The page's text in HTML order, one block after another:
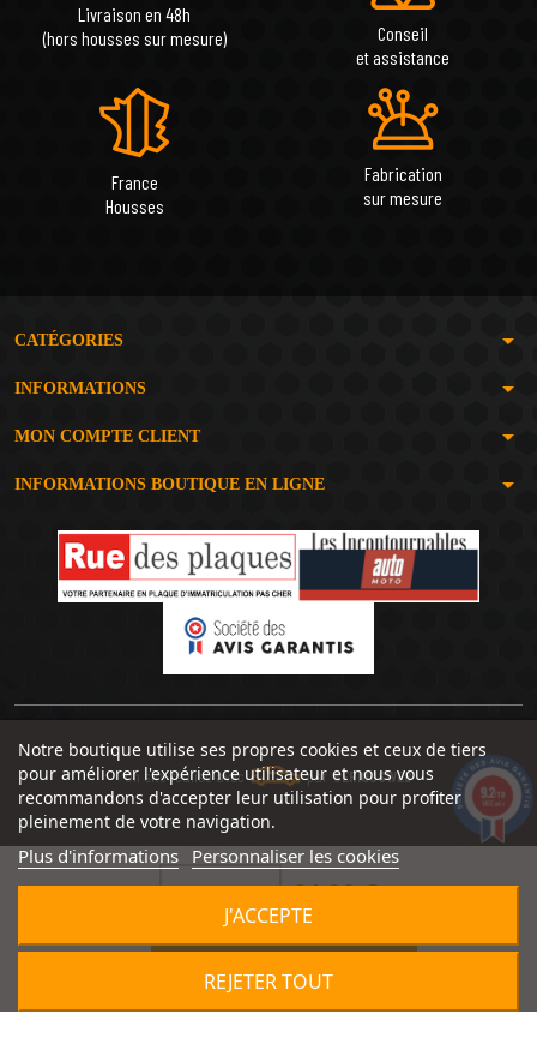
64,90 €
Livraison en 48h
(hors housses sur mesure)
Conseil
et assistance
France
Housses
Fabrication
sur mesure
CATÉGORIES arrow_drop_down
INFORMATIONS arrow_drop_down
MON COMPTE CLIENT arrow_drop_down
INFORMATIONS BOUTIQUE EN LIGNE arrow_drop_down
Notre boutique utilise ses propres cookies et ceux de tiers
pour améliorer l'expérience utilisateur et nous vous
recommandons d'accepter leur utilisation pour profiter
pleinement de votre navigation.
Plus d'informations Personnaliser les cookies
REJETER TOUT
J'ACCEPTE
Un site réalisé avec par SERIOUSWEB
9.2/10
1492 avis